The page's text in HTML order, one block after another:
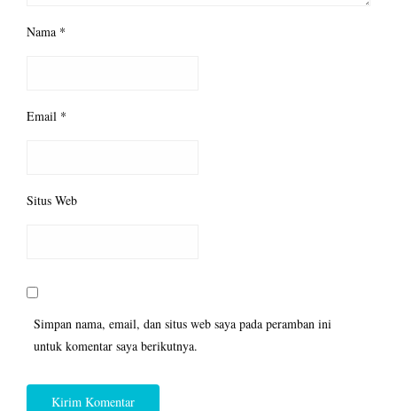
Nama *
Email *
Situs Web
Simpan nama, email, dan situs web saya pada peramban ini
untuk komentar saya berikutnya.